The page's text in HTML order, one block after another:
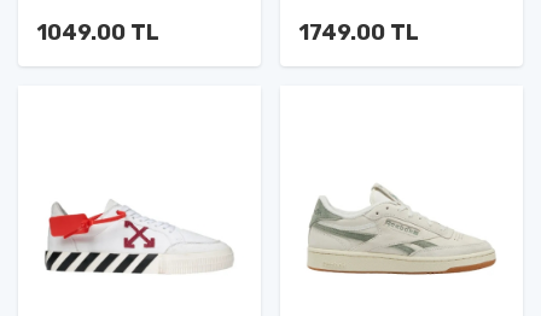
1049.00 TL 1749.00 TL